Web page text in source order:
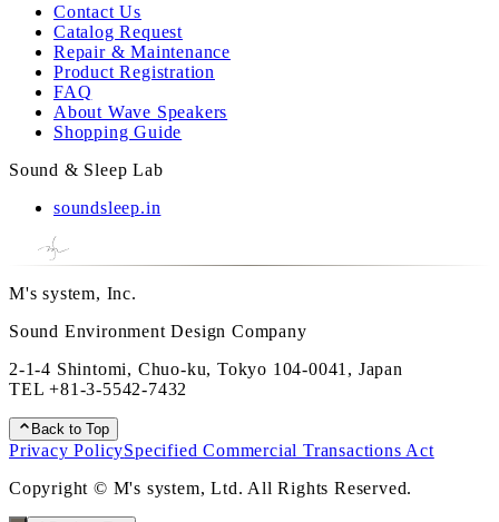
Contact Us
Catalog Request
Repair & Maintenance
Product Registration
FAQ
About Wave Speakers
Shopping Guide
Sound & Sleep Lab
soundsleep.in
M's system, Inc.
Sound Environment Design Company
2-1-4 Shintomi, Chuo-ku, Tokyo 104-0041, Japan
TEL+81-3-5542-7432
Back to Top
Privacy PolicySpecified Commercial Transactions Act
Copyright © M's system, Ltd. All Rights Reserved.